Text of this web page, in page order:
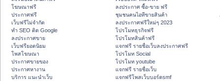
โฆษณาฟรี
ประกาศฟรี
เว็บฟรีไม่จำกัด
ทำ SEO ติด Google
ลงประกาศขาย
เว็บฟรียอดนิยม
โพสโฆษณา
ประกาศขายของ
ประกาศหางาน
บริการ แนะนำเว็บ
ลงประกาศ ซื้อ-ขาย ฟรี
ชุมชนคนไอทีขายสินค้า
ลงประกาศฟรีใหม่ๆ 2023
โปรโมทธุรกิจฟรี
โปรโมทสินค้าฟรี
แจกฟรี รายชื่อเว็บลงประกาศฟรี
โปรโมท Social
โปรโมท youtube
แจกฟรี รายชื่อเว็บ
แจกฟรีโพสเว็บบอร์ดsmf